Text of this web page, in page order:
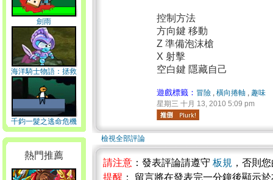
劍雨
海洋騎士物語：拯救
公主
千鈞一髮之逃命危機
熱門推薦
控制方法
方向鍵 移動
Z 準備泡沫槍
X 射擊
空白鍵 隱藏自己
遊戲標籤： 冒險 , 橫向捲軸 , 趣味
星期三 十月 13, 2010 5:09 pm
檢視全部評論
請注意 ：發表評論請遵守 板規 ，否則
提醒 ： 留言將在發表完一分鐘後顯示